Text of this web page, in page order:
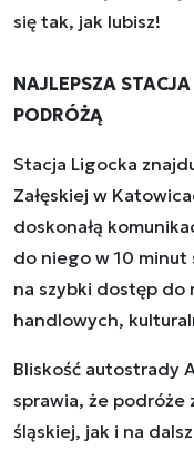
się tak, jak lubisz!
NAJLEPSZA
PODRÓŻĄ
Stacja Ligocka
Załęskiej w
doskonałą
do niego w 10 minut
na szybki dostęp do
handlowych,
Bliskość autostrady
sprawia, że podróże
śląskiej, jak i na